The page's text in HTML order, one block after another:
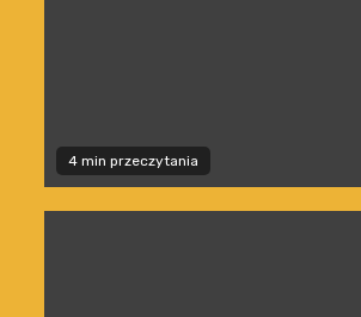
4 min przeczytania